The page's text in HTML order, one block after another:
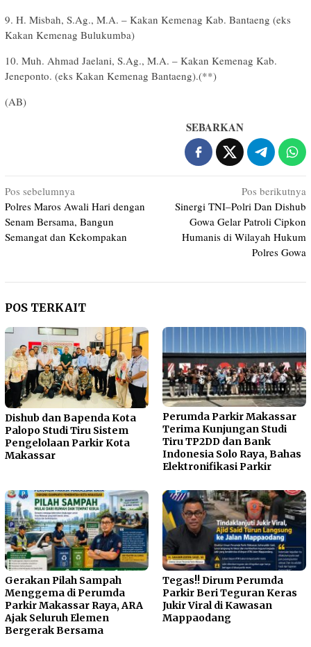
9. H. Misbah, S.Ag., M.A. – Kakan Kemenag Kab. Bantaeng (eks
Kakan Kemenag Bulukumba)
10. Muh. Ahmad Jaelani, S.Ag., M.A. – Kakan Kemenag Kab.
Jeneponto. (eks Kakan Kemenag Bantaeng).(**)
(AB)
SEBARKAN
Navigasi
pos
Pos sebelumnya
Polres Maros Awali Hari dengan
Senam Bersama, Bangun
Semangat dan Kekompakan
Pos berikutnya
Sinergi TNI–Polri Dan Dishub
Gowa Gelar Patroli Cipkon
Humanis di Wilayah Hukum
Polres Gowa
POS TERKAIT
Dishub dan Bapenda Kota
Palopo Studi Tiru Sistem
Pengelolaan Parkir Kota
Makassar
Perumda Parkir Makassar
Terima Kunjungan Studi
Tiru TP2DD dan Bank
Indonesia Solo Raya, Bahas
Elektronifikasi Parkir
Gerakan Pilah Sampah
Menggema di Perumda
Parkir Makassar Raya, ARA
Ajak Seluruh Elemen
Bergerak Bersama
Tegas!! Dirum Perumda
Parkir Beri Teguran Keras
Jukir Viral di Kawasan
Mappaodang